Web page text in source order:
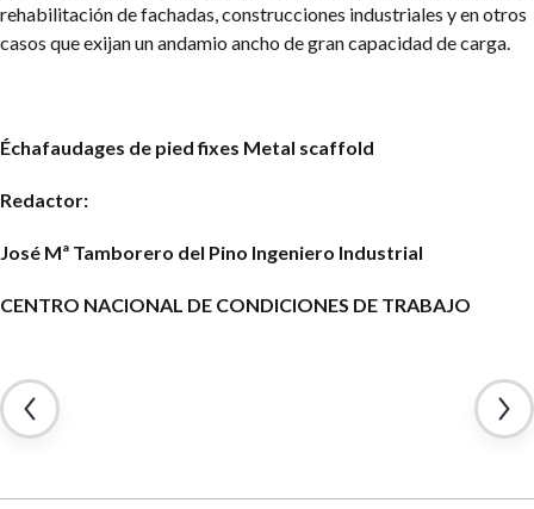
rehabilitación de fachadas, construcciones industriales y en otros
casos que exijan un andamio ancho de gran capacidad de carga.
Échafaudages de pied fixes Metal scaffold
Redactor:
José Mª Tamborero del Pino Ingeniero Industrial
CENTRO NACIONAL DE CONDICIONES DE TRABAJO